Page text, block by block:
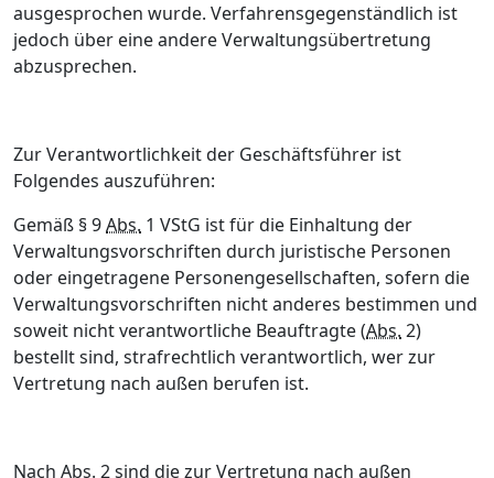
ausgesprochen wurde. Verfahrensgegenständlich ist
jedoch über eine andere Verwaltungsübertretung
abzusprechen.
Zur Verantwortlichkeit der Geschäftsführer ist
Folgendes auszuführen:
Gemäß § 9Abs. 1 VStG ist für die Einhaltung der
Verwaltungsvorschriften durch juristische Personen
oder eingetragene Personengesellschaften, sofern die
Verwaltungsvorschriften nicht anderes bestimmen und
soweit nicht verantwortliche Beauftragte (Abs. 2)
bestellt sind, strafrechtlich verantwortlich, wer zur
Vertretung nach außen berufen ist.
Nach Abs. 2 sind die zur Vertretung nach außen